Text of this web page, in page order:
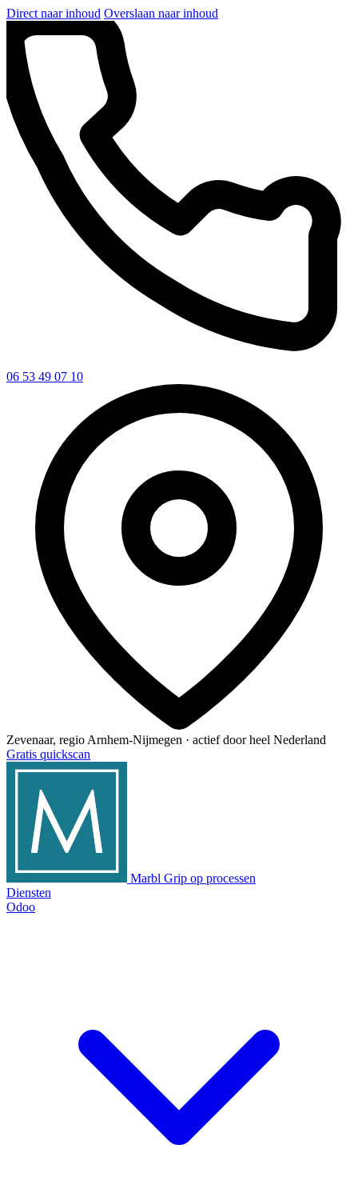
Direct naar inhoud Overslaan naar inhoud
06 53 49 07 10
Zevenaar, regio Arnhem-Nijmegen · actief door heel Nederland
Gratis quickscan
Marbl Grip op processen
Diensten
Odoo